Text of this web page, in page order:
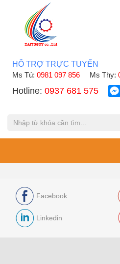
HỖ TRỢ TRỰC TUYẾN
Ms Tú: 0981 097 856 Ms Thy:
Hotline: 0937 681 575
Facebook
Linkedin